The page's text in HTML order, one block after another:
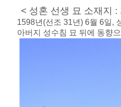
< 성혼 선생 묘 소재지
1598년(선조 31년) 6월 6일,
아버지 성수침 묘 뒤에 동향